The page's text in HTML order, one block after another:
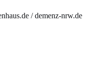
/ demenz-nrw.de